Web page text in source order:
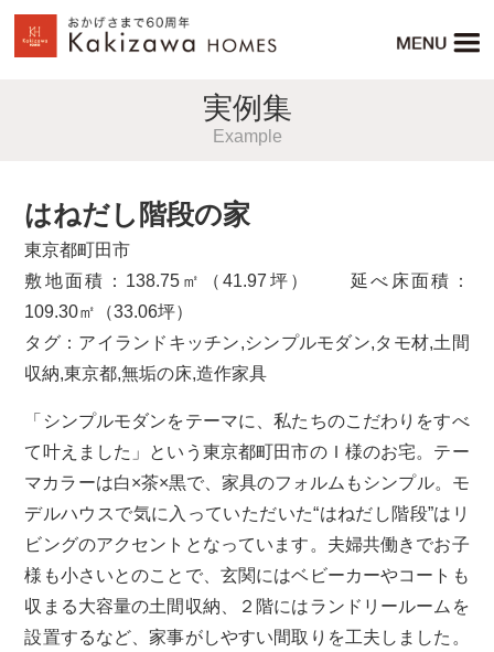
実例集
Example
はねだし階段の家
東京都町田市
敷地面積：138.75㎡（41.97坪） 延べ床面積：
109.30㎡（33.06坪）
タグ： アイランドキッチン,シンプルモダン,タモ材,土間
収納,東京都,無垢の床,造作家具
「シンプルモダンをテーマに、私たちのこだわりをすべ
て叶えました」という東京都町田市のＩ様のお宅。テー
マカラーは白×茶×黒で、家具のフォルムもシンプル。モ
デルハウスで気に入っていただいた“はねだし階段”はリ
ビングのアクセントとなっています。夫婦共働きでお子
様も小さいとのことで、玄関にはベビーカーやコートも
収まる大容量の土間収納、２階にはランドリールームを
設置するなど、家事がしやすい間取りを工夫しました。